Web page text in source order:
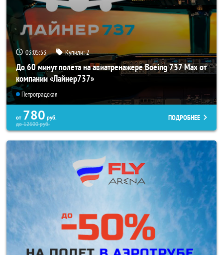
03:05:53 Купили:2
До 60 минут полета на авиатренажере Boeing 737 Max от
компании «Лайнер737»
Петроградская
от 780 руб.
до12600руб.
ПОДРОБНЕЕ